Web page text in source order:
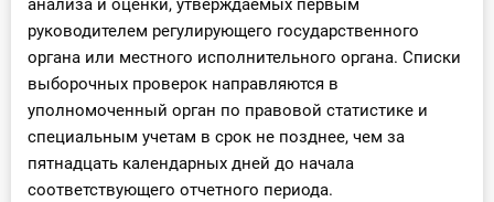
анализа и оценки, утверждаемых первым
руководителем регулирующего государственного
органа или местного исполнительного органа. Списки
выборочных проверок направляются в
уполномоченный орган по правовой статистике и
специальным учетам в срок не позднее, чем за
пятнадцать календарных дней до начала
соответствующего отчетного периода.